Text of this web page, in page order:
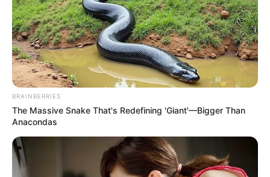
A szomszéd beszámolója alapján Magyar Péter
életében a miniszterelnöki feladatok mellett is
megmaradt valami a régi, megszokott ritmusból.
Reggel nem rohan el hajnalban, de este sokáig
világít nála a fény, ami a környékbeliek számára is
azt jelzi: a munka akkor sem áll meg, amikor az utca
már elcsendesedik.
A történet így nemcsak egy politikusról szól, hanem
arról is, hogyan látják őt azok, akik nem
sajtótájékoztatókon, nem parlamenti vitákban,
BRAINBERRIES
The Massive Snake That's Redefining 'Giant'—Bigger Than
Anacondas